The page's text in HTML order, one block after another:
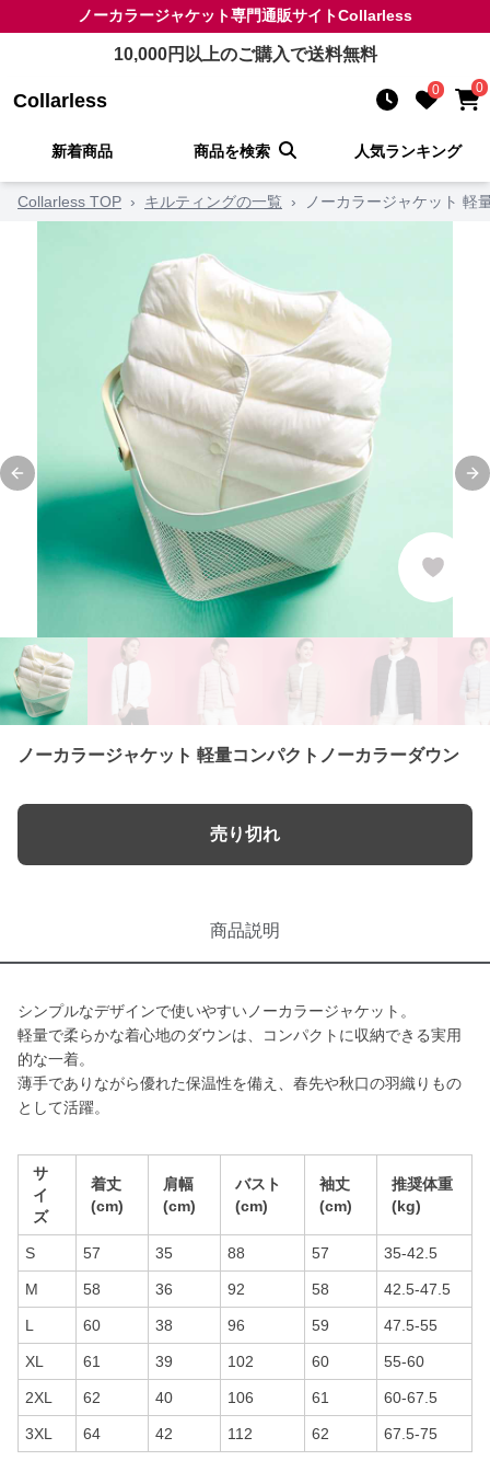
ノーカラージャケット専門通販サイトCollarless
10,000円以上のご購入で送料無料
Collarless 0 0
新着商品 商品を検索 人気ランキング
Collarless TOP › キルティングの一覧 › ノーカラージャケット 軽
Previous slide
ノーカラージャケット 軽量コンパクトノーカラーダウン
売り切れ
商品説明
シンプルなデザインで使いやすいノーカラージャケット。
軽量で柔らかな着心地のダウンは、コンパクトに収納できる実用
的な一着。
薄手でありながら優れた保温性を備え、春先や秋口の羽織りもの
として活躍。
サ
イ
ズ
着丈
(cm)
肩幅
(cm)
バスト
(cm)
袖丈
(cm)
推奨体重
(kg)
S 57 35 88 57 35-42.5
M 58 36 92 58 42.5-47.5
L 60 38 96 59 47.5-55
XL 61 39 102 60 55-60
2XL 62 40 106 61 60-67.5
3XL 64 42 112 62 67.5-75